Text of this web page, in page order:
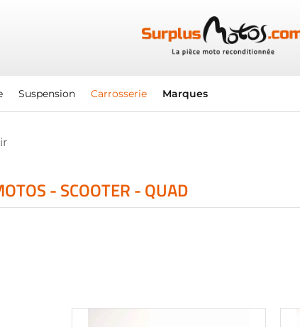
Suspension Carrosserie Marques
- SCOOTER - QUAD